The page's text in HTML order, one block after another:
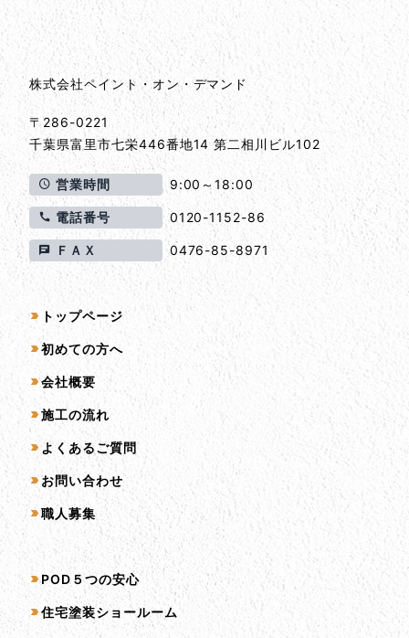
株式会社ペイント・オン・デマンド
〒286-0221
千葉県富里市七栄446番地14 第二相川ビル102
営業時間 9:00～18:00
電話番号 0120-1152-86
ＦＡＸ 0476-85-8971
サイトマップ
トップページ
初めての方へ
会社概要
施工の流れ
よくあるご質問
お問い合わせ
職人募集
サービス一覧
POD５つの安心
住宅塗装ショールーム